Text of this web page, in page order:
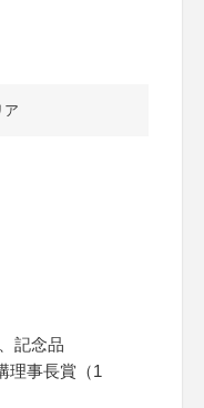
ア
記念品
理事長賞（1